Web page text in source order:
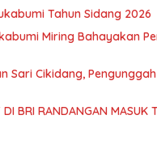
Tahun Sidang 2026
Miring Bahayakan
Sari Cikidang,
BRI RANDANGAN MASUK